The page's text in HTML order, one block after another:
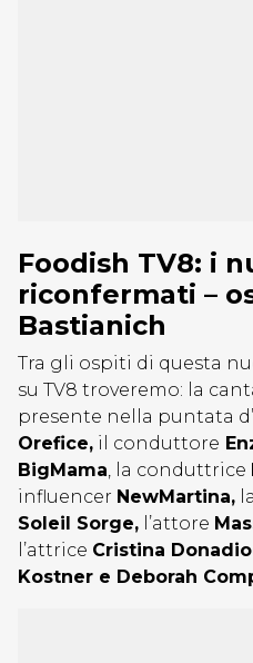
Foodish TV8: i
riconfermati –
Bastianich
Tra gli ospiti di questa
su TV8 troveremo: la
presente nella puntata
Orefice, il conduttore
BigMama, la conduttrice
influencer NewMartina,
Soleil Sorge, l’attore
l’attrice Cristina Donadio
Kostner e Deborah